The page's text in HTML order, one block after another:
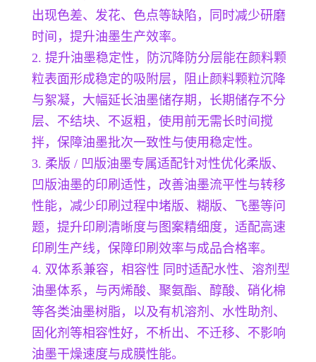
出现色差、发花、色点等缺陷，同时减少研磨
时间，提升油墨生产效率。
2. 提升油墨稳定性，防沉降防分层能在颜料颗
粒表面形成稳定的吸附层，阻止颜料颗粒沉降
与絮凝，大幅延长油墨储存期，长期储存不分
层、不结块、不返粗，使用前无需长时间搅
拌，保障油墨批次一致性与使用稳定性。
3. 柔版 / 凹版油墨专属适配针对性优化柔版、
凹版油墨的印刷适性，改善油墨流平性与转移
性能，减少印刷过程中堵版、糊版、飞墨等问
题，提升印刷清晰度与图案精细度，适配高速
印刷生产线，保障印刷效率与成品合格率。
4. 双体系兼容，相容性 同时适配水性、溶剂型
油墨体系，与丙烯酸、聚氨酯、醇酸、硝化棉
等各类油墨树脂，以及有机溶剂、水性助剂、
固化剂等相容性好，不析出、不迁移、不影响
油墨干燥速度与成膜性能。